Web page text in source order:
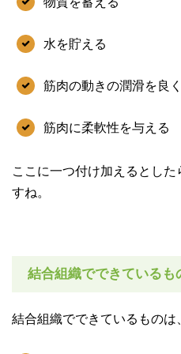
水を貯える
筋肉の動きの潤滑を良
筋肉に柔軟性を与える
ここに一つ付け加えるとし
すね。
結合組織でできているも
結合組織でできているものは